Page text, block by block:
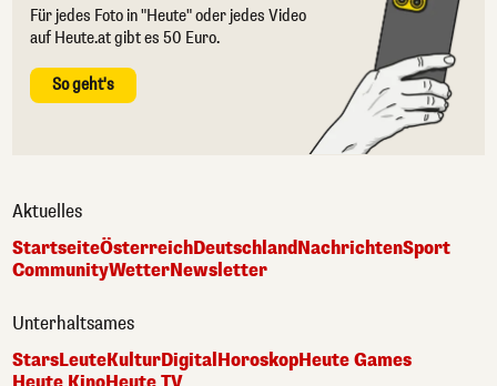
Für jedes Foto in "Heute" oder jedes Video
auf Heute.at gibt es 50 Euro.
So geht's
Aktuelles
StartseiteÖsterreichDeutschlandNachrichtenSport
CommunityWetterNewsletter
Unterhaltsames
StarsLeuteKulturDigitalHoroskopHeute Games